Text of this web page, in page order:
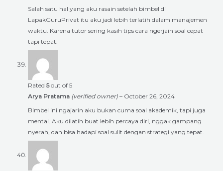
Salah satu hal yang aku rasain setelah bimbel di
LapakGuruPrivat itu aku jadi lebih terlatih dalam manajemen
waktu. Karena tutor sering kasih tips cara ngerjain soal cepat
tapi tepat.
Rated 5out of 5
Arya Pratama (verified owner) – October 26, 2024
Bimbel ini ngajarin aku bukan cuma soal akademik, tapi juga
mental. Aku dilatih buat lebih percaya diri, nggak gampang
nyerah, dan bisa hadapi soal sulit dengan strategi yang tepat.